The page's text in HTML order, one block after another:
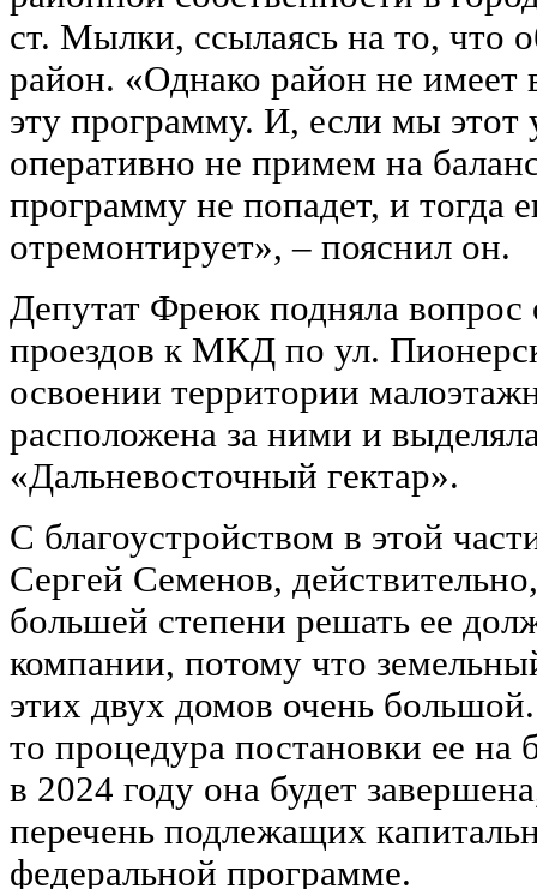
ст. Мылки, ссылаясь на то, что
район. «Однако район не имеет
эту программу. И, если мы этот
оперативно не примем на
программу не попадет, и тогда
отремонтирует», – пояснил он.
Депутат Фреюк подняла вопрос
проездов к МКД по ул.
освоении территории
расположена за ними и
«Дальневосточный гектар».
С благоустройством в этой
Сергей Семенов,
большей степени решать ее
компании, потому что
этих двух домов очень
то процедура постановки ее на
в 2024 году она будет
перечень подлежащих
федеральной программе.